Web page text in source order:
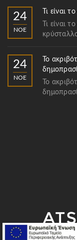
24
ΝΟΈ
Τι είναι
Τι είναι
24
ΝΟΈ
Το
Το